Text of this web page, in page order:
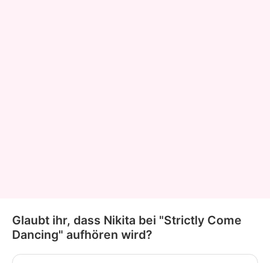
Glaubt ihr, dass Nikita bei "Strictly Come
Dancing" aufhören wird?